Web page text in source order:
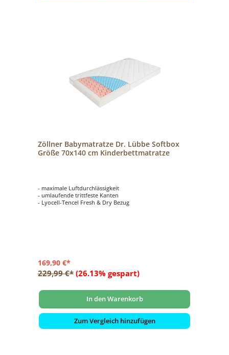
Zöllner Babymatratze Dr. Lübbe Softbox
Größe 70x140 cm Kinderbettmatratze
- maximale Luftdurchlässigkeit
- umlaufende trittfeste Kanten
- Lyocell-Tencel Fresh & Dry Bezug
169,90 €*
229,99 €* (26.13% gespart)
In den Warenkorb
Zum Vergleich hinzufügen